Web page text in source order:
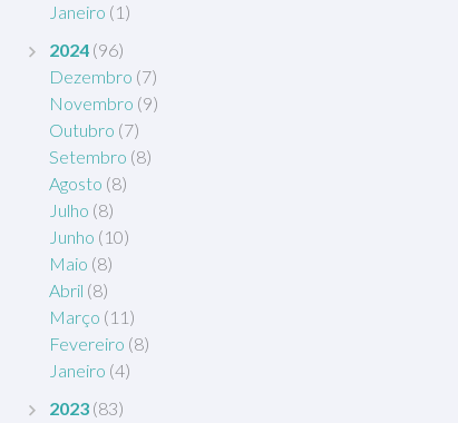
Janeiro (1)
2024 (96)
Dezembro (7)
Novembro (9)
Outubro (7)
Setembro (8)
Agosto (8)
Julho (8)
Junho (10)
Maio (8)
Abril (8)
Março (11)
Fevereiro (8)
Janeiro (4)
2023 (83)